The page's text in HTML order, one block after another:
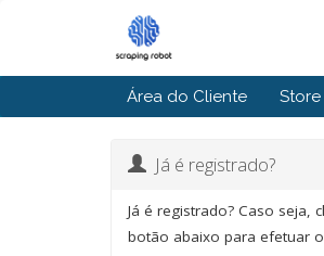
Área do Cliente Store
Já é registrado?
Já é registrado? Caso seja,
botão abaixo para efetuar